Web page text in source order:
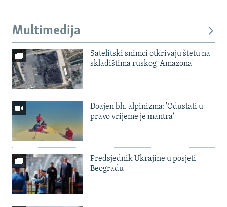
Multimedija
Satelitski snimci otkrivaju štetu na
skladištima ruskog 'Amazona'
Doajen bh. alpinizma: 'Odustati u
pravo vrijeme je mantra'
Predsjednik Ukrajine u posjeti
Beogradu